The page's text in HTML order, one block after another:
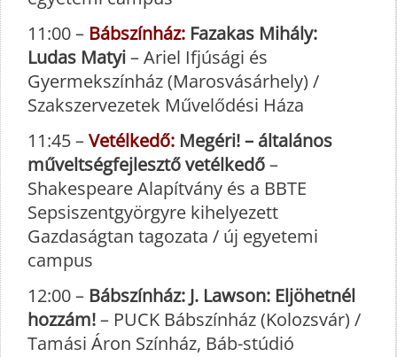
11:00 – Bábszínház: Fazakas Mihály:
Ludas Matyi– Ariel Ifjúsági és
Gyermekszínház (Marosvásárhely) /
Szakszervezetek Művelődési Háza
11:45 –Vetélkedő: Megéri! – általános
műveltségfejlesztő vetélkedő–
Shakespeare Alapítvány és a BBTE
Sepsiszentgyörgyre kihelyezett
Gazdaságtan tagozata / új egyetemi
campus
12:00 – Bábszínház: J. Lawson: Eljöhetnél
hozzám!– PUCK Bábszínház (Kolozsvár) /
Tamási Áron Színház, Báb-stúdió